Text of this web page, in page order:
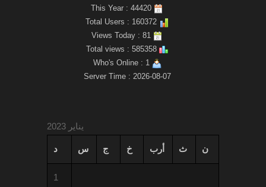
Total views : 585358
Who's Online : 1
Server Time : 2026-08-07
يناير 2023
ن ث أرب خ ج س د
1